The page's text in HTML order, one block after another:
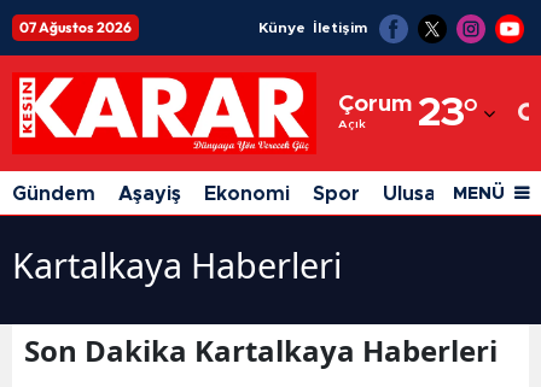
07 Ağustos 2026 Künye İletişim
Çorum
Açık 23°
Adıyaman
Afyonkarahisar
Ağrı
Ankara
Antalya
Gündem Aşayiş Ekonomi Spor Ulusal Siyaset
MENÜ
Kartalkaya Haberleri
Son Dakika Kartalkaya Haberleri